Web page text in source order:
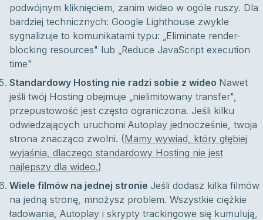
podwójnym kliknięciem, zanim wideo w ogóle ruszy. Dla
bardziej technicznych: Google Lighthouse zwykle
sygnalizuje to komunikatami typu: „Eliminate render-
blocking resources" lub „Reduce JavaScript execution
time"
Standardowy Hosting nie radzi sobie z wideo Nawet
jeśli twój Hosting obejmuje „nielimitowany transfer",
przepustowość jest często ograniczona. Jeśli kilku
odwiedzających uruchomi Autoplay jednocześnie, twoja
strona znacząco zwolni. (Mamy wywiad, który głębiej
wyjaśnia, dlaczego standardowy Hosting nie jest
najlepszy dla wideo.)
Wiele filmów na jednej stronie Jeśli dodasz kilka filmów
na jedną stronę, mnożysz problem. Wszystkie ciężkie
ładowania, Autoplay i skrypty trackingowe się kumulują,